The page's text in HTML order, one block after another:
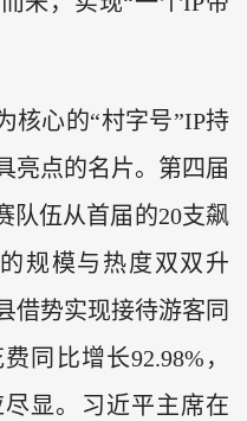
核心的“村字号”IP持
亮点的名片。第四届
队伍从首届的20支飙
规模与热度双双升
借势实现接待游客同
同比增长92.98%，
显。习近平主席在